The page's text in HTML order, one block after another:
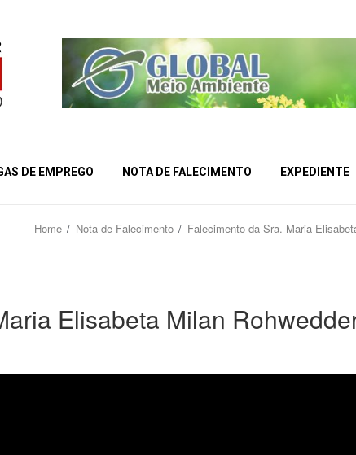
DE EMPREGO NOTA DE FALECIMENTO EXPEDIENTE
Home Nota de Falecimento Falecimento da Sra. Maria
Elisabeta Milan